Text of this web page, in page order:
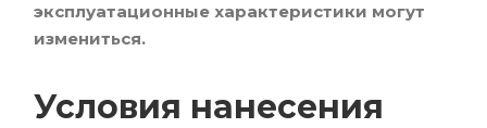
эксплуатационные характеристики могут
измениться.
Условия нанесения